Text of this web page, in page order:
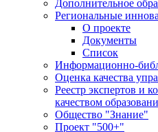
Дополнительное
Региональные
О проекте
Документы
Список
Информационно-
Оценка качества
Реестр экспертов и
качеством
Общество "Знание"
Проект "500+"